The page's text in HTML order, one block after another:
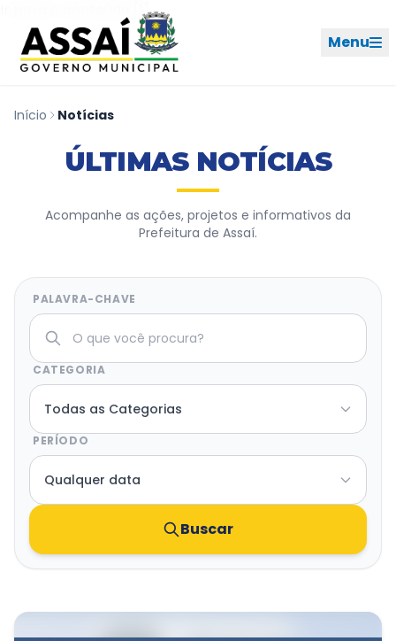
Ir para o conteúdo [1]
Menu
REDES SOCIAIS
PERFIL DE NAVEGAÇÃO
Cidade
Governo
Ouvidoria
Transparência e Atos
Início Notícias
ÚLTIMAS NOTÍCIAS
Acompanhe as ações, projetos e informativos da
Prefeitura de Assaí.
PALAVRA-CHAVE
CATEGORIA
PERÍODO
Buscar